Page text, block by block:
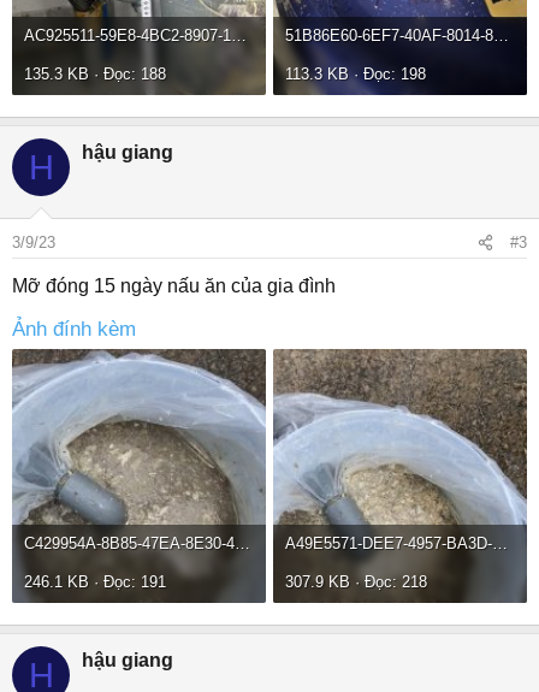
AC925511-59E8-4BC2-8907-1D68EC901CE1.jpeg
135.3 KB · Đọc: 188
51B86E60-6EF7-40AF-8014-8D94EB34C99A.jpeg
113.3 KB · Đọc: 198
H hậu giang
3/9/23 #3
Mỡ đóng 15 ngày nấu ăn của gia đình
Ảnh đính kèm
C429954A-8B85-47EA-8E30-497C3E540568.jpeg
246.1 KB · Đọc: 191
A49E5571-DEE7-4957-BA3D-9D4C99580DA3.jpeg
307.9 KB · Đọc: 218
H hậu giang